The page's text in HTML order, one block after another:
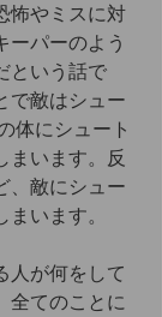
怖やミスに対
ーパーのよう
という話で
で敵はシュー
体にシュート
まいます。反
、敵にシュー
います。
人が何をして
全てのことに